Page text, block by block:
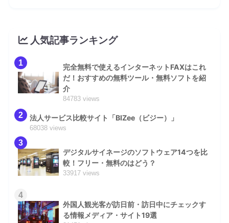
人気記事ランキング
1
完全無料で使えるインターネットFAXはこれ
だ！おすすめの無料ツール・無料ソフトを紹
介
84783 views
2 法人サービス比較サイト「BIZee（ビジー）」
68038 views
3
デジタルサイネージのソフトウェア14つを比
較！フリー・無料のはどう？
33917 views
4
外国人観光客が訪日前・訪日中にチェックす
る情報メディア・サイト19選